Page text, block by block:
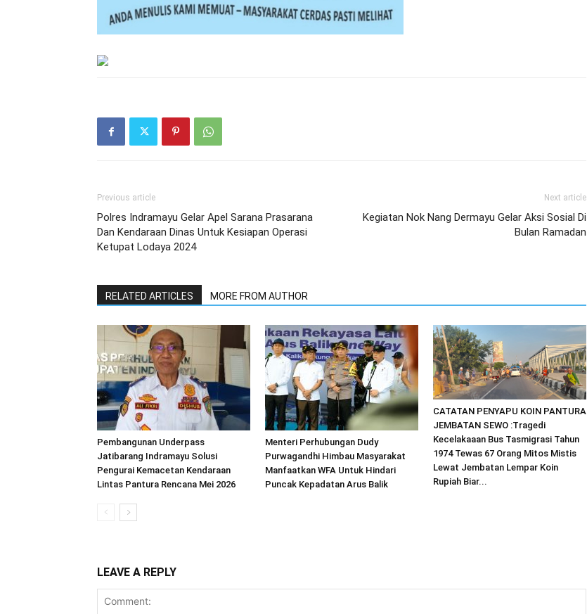
Previous article
Polres Indramayu Gelar Apel Sarana Prasarana
Dan Kendaraan Dinas Untuk Kesiapan Operasi
Ketupat Lodaya 2024
Next article
Kegiatan Nok Nang Dermayu Gelar Aksi Sosial Di
Bulan Ramadan
RELATED ARTICLES MORE FROM AUTHOR
Pembangunan Underpass
Jatibarang Indramayu Solusi
Pengurai Kemacetan Kendaraan
Lintas Pantura Rencana Mei 2026
Menteri Perhubungan Dudy
Purwagandhi Himbau Masyarakat
Manfaatkan WFA Untuk Hindari
Puncak Kepadatan Arus Balik
CATATAN PENYAPU KOIN PANTURA
JEMBATAN SEWO :Tragedi
Kecelakaaan Bus Tasmigrasi Tahun
1974 Tewas 67 Orang Mitos Mistis
Lewat Jembatan Lempar Koin
Rupiah Biar...
LEAVE A REPLY